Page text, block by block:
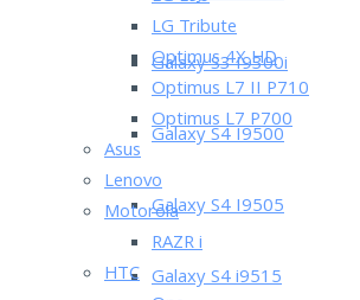
Galaxy S3 I9300i
Galaxy S4 I9500
Galaxy S4 I9505
Galaxy S4 i9515
LG Tribute
Optimus 4X HD
Optimus L7 II P710
Optimus L7 P700
Asus
Lenovo
Motorola
RAZR i
HTC